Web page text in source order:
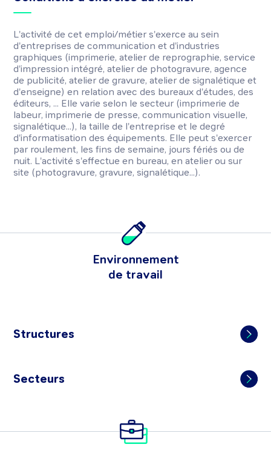
L'activité de cet emploi/métier s'exerce au sein
d'entreprises de communication et d'industries
graphiques (imprimerie, atelier de reprographie, service
d'impression intégré, atelier de photogravure, agence
de publicité, atelier de gravure, atelier de signalétique et
d'enseigne) en relation avec des bureaux d'études, des
éditeurs, ... Elle varie selon le secteur (imprimerie de
labeur, imprimerie de presse, communication visuelle,
signalétique...), la taille de l'entreprise et le degré
d'informatisation des équipements. Elle peut s'exercer
par roulement, les fins de semaine, jours fériés ou de
nuit. L'activité s'effectue en bureau, en atelier ou sur
site (photogravure, gravure, signalétique...).
Environnement
de travail
Structures
Secteurs